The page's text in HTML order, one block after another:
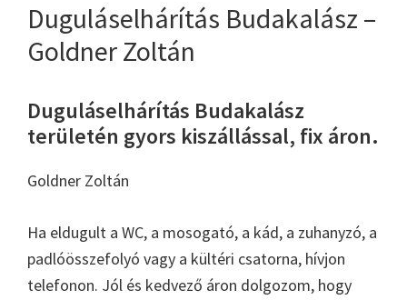
Duguláselhárítás Budakalász –
Goldner Zoltán
Duguláselhárítás Budakalász
területén gyors kiszállással, fix áron.
Goldner Zoltán
Ha eldugult a WC, a mosogató, a kád, a zuhanyzó, a
padlóösszefolyó vagy a kültéri csatorna, hívjon
telefonon. Jól és kedvező áron dolgozom, hogy